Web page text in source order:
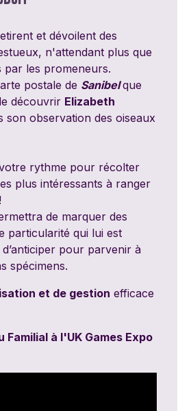
et dévoilent des
n'attendant plus que
par les promeneurs.
postale de Sanibel que
découvrir Elizabeth
son observation des oiseaux
rythme pour récolter
plus intéressants à ranger
de marquer des
particularité qui lui est
pour parvenir à
spécimens.
et de gestion efficace
Familial à l'UK Games Expo